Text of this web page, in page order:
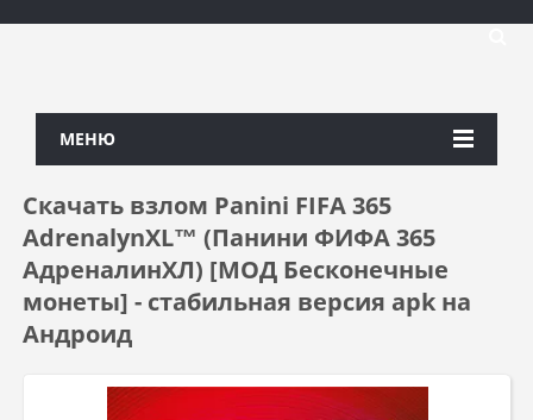
МЕНЮ
Скачать взлом Panini FIFA 365
AdrenalynXL™ (Панини ФИФА 365
АдреналинХЛ) [МОД Бесконечные
монеты] - стабильная версия apk на
Андроид